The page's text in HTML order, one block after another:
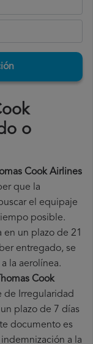
o
Cook Airlines
que la
el equipaje
posible.
en un plazo de 21
entregado, se
la aerolínea.
Cook
de Irregularidad
plazo de 7 días
documento es
a la